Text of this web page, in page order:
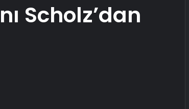
Scholz’dan